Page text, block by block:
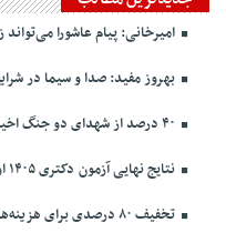
امیرخانی: پیام عاشورا
بهروز مفید: صدا و سیما در
نتایج نهایی آزمون دکتری ۱۴۰۵ اواخر مرداد اعلام می‌شود
تخفیف ۸۰ درصدی برای هزینه‌های انبارداری